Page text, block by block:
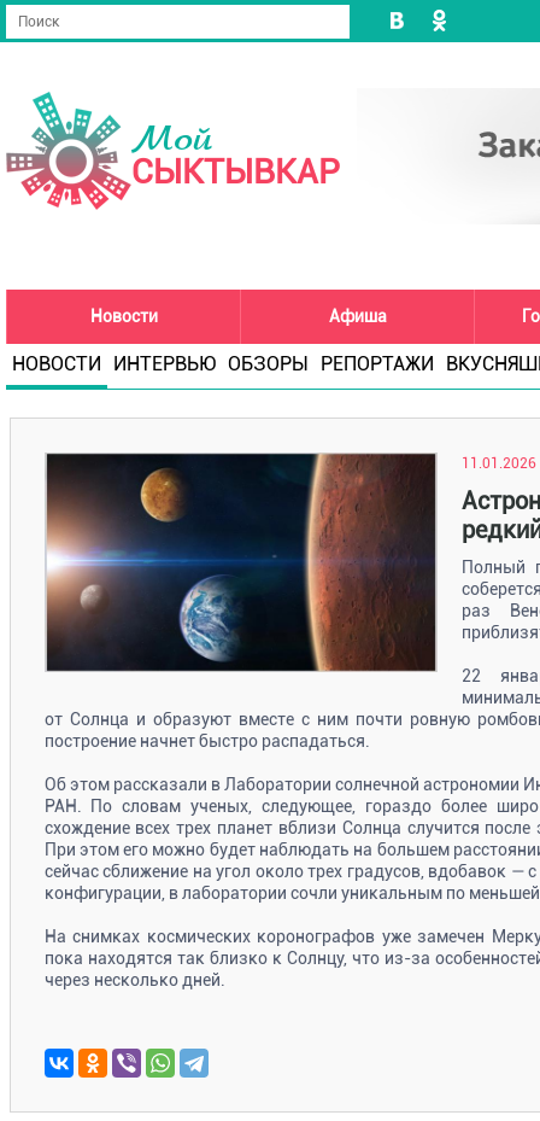
Мой
СЫКТЫВКАР
Новости Афиша
НОВОСТИ ИНТЕРВЬЮ ОБЗОРЫ РЕПОРТАЖИ
11.01.2026
Полный
раз
22
от Солнца и образуют вместе с ним почти ровную
построение начнет быстро распадаться.
Об этом рассказали в Лаборатории солнечной астрономии
РАН. По словам ученых, следующее, гораздо более
схождение всех трех планет вблизи Солнца случится
При этом его можно будет наблюдать на большем
сейчас сближение на угол около трех градусов, вдобавок —
конфигурации, в лаборатории сочли уникальным по
На снимках космических коронографов уже замечен
пока находятся так близко к Солнцу, что из-за
через несколько дней.